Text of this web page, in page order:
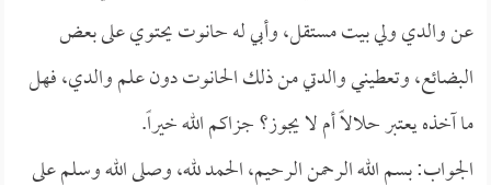
عن والدي ولي بيت مستقل، وأبي له حانوت يحتوي على بعض
البضائع، وتعطيني والدتي من ذلك الحانوت دون علم والدي، فهل
ما آخذه يعتبر حلالاً أم لا يجوز؟ جزاكم الله خيراً.
الجواب: بسم الله الرحمن الرحيم، الحمد لله، وصلى الله وسلم على